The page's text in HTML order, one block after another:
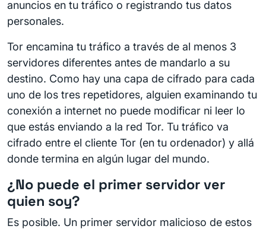
anuncios en tu tráfico o registrando tus datos
personales.
Tor encamina tu tráfico a través de al menos 3
servidores diferentes antes de mandarlo a su
destino. Como hay una capa de cifrado para cada
uno de los tres repetidores, alguien examinando tu
conexión a internet no puede modificar ni leer lo
que estás enviando a la red Tor. Tu tráfico va
cifrado entre el cliente Tor (en tu ordenador) y allá
donde termina en algún lugar del mundo.
¿No puede el primer servidor ver
quien soy?
Es posible. Un primer servidor malicioso de estos